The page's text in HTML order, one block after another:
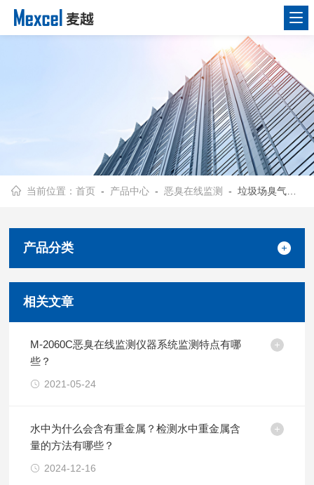
当前位置：首页 - 产品中心 -恶臭在线监测 - 垃圾场臭气监测
产品分类
相关文章
M-2060C恶臭在线监测仪器系统监测特点有哪
些？
2021-05-24
水中为什么会含有重金属？检测水中重金属含
量的方法有哪些？
2024-12-16